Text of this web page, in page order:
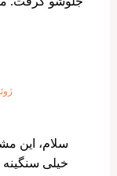
ژوئن 2, 2025
سلام، این
خیلی سنگینه